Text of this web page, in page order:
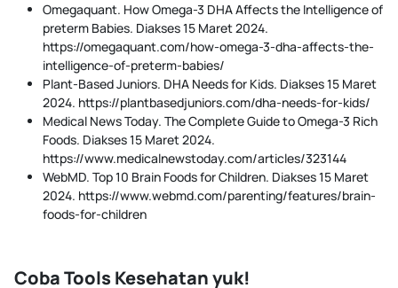
Omegaquant. How Omega-3 DHA Affects the Intelligence of
preterm Babies. Diakses 15 Maret 2024.
https://omegaquant.com/how-omega-3-dha-affects-the-
intelligence-of-preterm-babies/
Plant-Based Juniors. DHA Needs for Kids. Diakses 15 Maret
2024. https://plantbasedjuniors.com/dha-needs-for-kids/
Medical News Today. The Complete Guide to Omega-3 Rich
Foods. Diakses 15 Maret 2024.
https://www.medicalnewstoday.com/articles/323144
WebMD. Top 10 Brain Foods for Children. Diakses 15 Maret
2024. https://www.webmd.com/parenting/features/brain-
foods-for-children
Coba Tools Kesehatan yuk!